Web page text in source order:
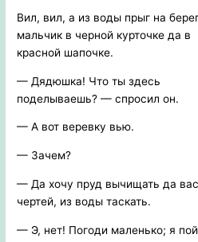
Вил, вил, а из воды прыг на
мальчик в черной курточке да в
красной шапочке.
— Дядюшка! Что ты здесь
поделываешь? — спросил он.
— А вот веревку вью.
— Зачем?
— Да хочу пруд вычищать да
чертей, из воды таскать.
— Э, нет! Погоди маленько; я